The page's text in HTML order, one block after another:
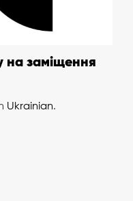
на заміщення
Ukrainian.